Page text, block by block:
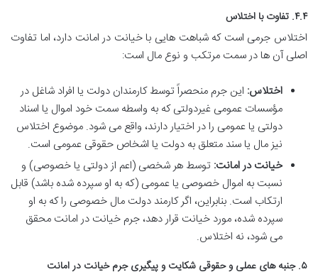
۴.۴. تفاوت با اختلاس
اختلاس جرمی است که شباهت هایی با خیانت در امانت دارد، اما تفاوت
اصلی آن ها در سمت مرتکب و نوع مال است:
اختلاس: این جرم منحصراً توسط کارمندان دولت یا افراد شاغل در
مؤسسات عمومی غیردولتی که به واسطه سمت خود اموال یا اسناد
دولتی یا عمومی را در اختیار دارند، واقع می شود. موضوع اختلاس
نیز مال یا سند متعلق به دولت یا اشخاص حقوقی عمومی است.
خیانت در امانت: توسط هر شخصی (اعم از دولتی یا خصوصی) و
نسبت به اموال خصوصی یا عمومی (که به او سپرده شده باشد) قابل
ارتکاب است. بنابراین، اگر کارمند دولت مال خصوصی را که به او
سپرده شده، مورد خیانت قرار دهد، جرم خیانت در امانت محقق
می شود، نه اختلاس.
۵. جنبه های عملی و حقوقی شکایت و پیگیری جرم خیانت در امانت